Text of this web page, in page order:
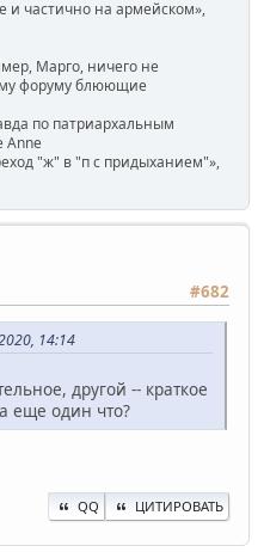
и частично на армейском»,
Марго, ничего не
форуму блюющие
по патриархальным
Anne
"ж" в "п с придыханием"»,
#682
14:14
другой -- краткое
еще один что?
QQ ЦИТИРОВАТЬ